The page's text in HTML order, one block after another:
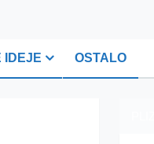
IDEJE OSTALO